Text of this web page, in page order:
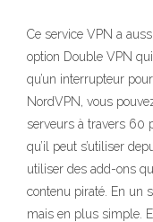
Ce service VPN a
option Double VPN
qu’un interrupteur
NordVPN, vous
serveurs à travers 60
qu’il peut s’utiliser
utiliser des add-ons
contenu piraté. En un
mais en plus simple.